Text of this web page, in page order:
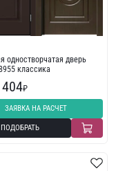
одностворчатая дверь
классика
₽
ЗАЯВКА НА РАСЧЕТ
ПОДОБРАТЬ